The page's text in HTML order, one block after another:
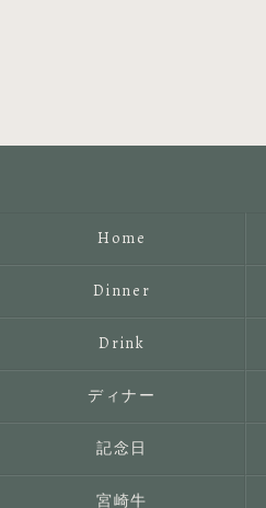
Home
Dinner
Drink
ディナー
記念日
宮崎牛